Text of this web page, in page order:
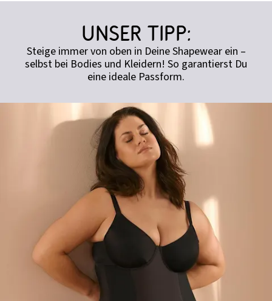
Unser Tipp:
Steige immer von oben in Deine Shapewear ein –
selbst bei Bodies und Kleidern! So garantierst Du
eine ideale Passform.